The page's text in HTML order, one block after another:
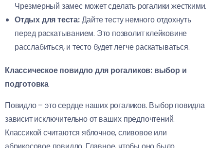
Чрезмерный замес может сделать рогалики жесткими.
Отдых для теста:Дайте тесту немного отдохнуть
перед раскатыванием. Это позволит клейковине
расслабиться, и тесто будет легче раскатываться.
Классическое повидло для рогаликов: выбор и
подготовка
Повидло – это сердце наших рогаликов. Выбор повидла
зависит исключительно от ваших предпочтений.
Классикой считаются яблочное, сливовое или